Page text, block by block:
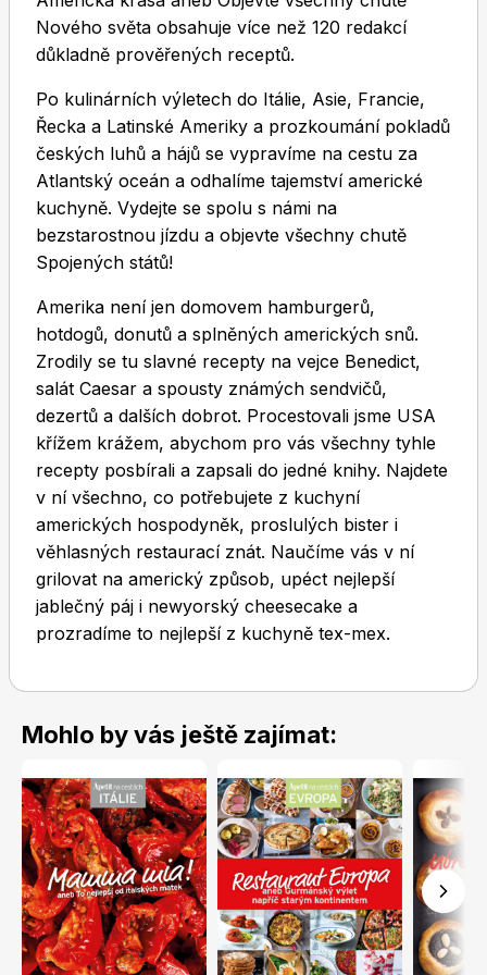
Toprecepty.cz
Nového světa obsahuje více než 120 redakcí
důkladně prověřených receptů.
Po kulinárních výletech do Itálie, Asie, Francie,
Řecka a Latinské Ameriky a prozkoumání pokladů
českých luhů a hájů se vypravíme na cestu za
Atlantský oceán a odhalíme tajemství americké
kuchyně. Vydejte se spolu s námi na
bezstarostnou jízdu a objevte všechny chutě
Spojených států!
Amerika není jen domovem hamburgerů,
hotdogů, donutů a splněných amerických snů.
Zrodily se tu slavné recepty na vejce Benedict,
salát Caesar a spousty známých sendvičů,
dezertů a dalších dobrot. Procestovali jsme USA
křížem krážem, abychom pro vás všechny tyhle
recepty posbírali a zapsali do jedné knihy. Najdete
v ní všechno, co potřebujete z kuchyní
amerických hospodyněk, proslulých bister i
věhlasných restaurací znát. Naučíme vás v ní
grilovat na americký způsob, upéct nejlepší
jablečný páj i newyorský cheesecake a
prozradíme to nejlepší z kuchyně tex-mex.
Mohlo by vás ještě zajímat: